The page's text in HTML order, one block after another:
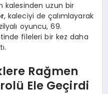
kalesinden uzun bir
, kaleciyi de çalımlayarak
oyuncu, 69.
fileleri bir kez daha
Rağmen
Ele Geçirdi